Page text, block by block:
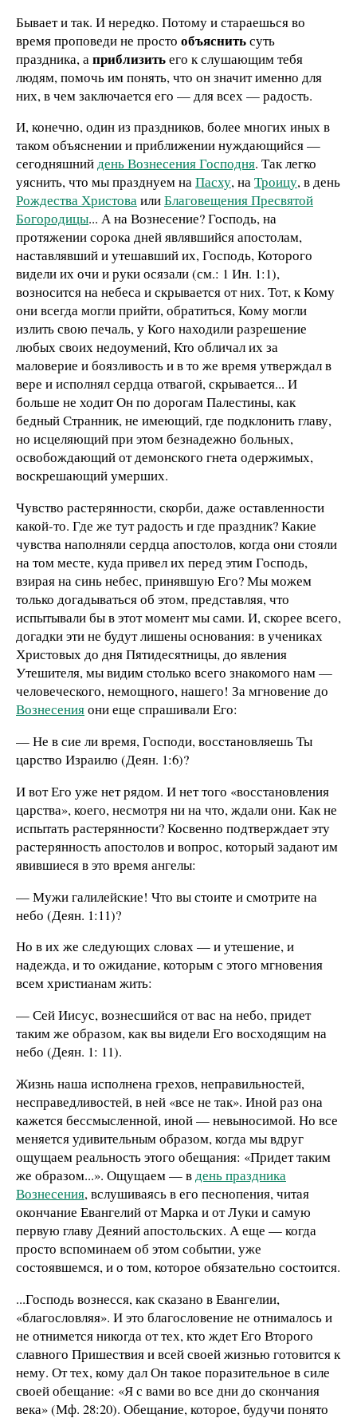
Бывает и так. И нередко. Потому и стараешься во
время проповеди не просто объяснитьсуть
праздника, априблизитьего к слушающим тебя
людям, помочь им понять, что он значит именно для
них, в чем заключается его — для всех — радость.
И, конечно, один из праздников, более многих иных в
таком объяснении и приближении нуждающийся —
сегодняшнийдень Вознесения Господня. Так легко
уяснить, что мы празднуем наПасху, наТроицу, в день
Рождества ХристоваилиБлаговещения Пресвятой
Богородицы... А на Вознесение? Господь, на
протяжении сорока дней являвшийся апостолам,
наставлявший и утешавший их, Господь, Которого
видели их очи и руки осязали (см.: 1 Ин. 1:1),
возносится на небеса и скрывается от них. Тот, к Кому
они всегда могли прийти, обратиться, Кому могли
излить свою печаль, у Кого находили разрешение
любых своих недоумений, Кто обличал их за
маловерие и боязливость и в то же время утверждал в
вере и исполнял сердца отвагой, скрывается... И
больше не ходит Он по дорогам Палестины, как
бедный Странник, не имеющий, где подклонить главу,
но исцеляющий при этом безнадежно больных,
освобождающий от демонского гнета одержимых,
воскрешающий умерших.
Чувство растерянности, скорби, даже оставленности
какой-то. Где же тут радость и где праздник? Какие
чувства наполняли сердца апостолов, когда они стояли
на том месте, куда привел их перед этим Господь,
взирая на синь небес, принявшую Его? Мы можем
только догадываться об этом, представляя, что
испытывали бы в этот момент мы сами. И, скорее всего,
догадки эти не будут лишены основания: в учениках
Христовых до дня Пятидесятницы, до явления
Утешителя, мы видим столько всего знакомого нам —
человеческого, немощного, нашего! За мгновение до
Вознесенияони еще спрашивали Его:
— Не в сие ли время, Господи, восстановляешь Ты
царство Израилю (Деян. 1:6)?
И вот Его уже нет рядом. И нет того «восстановления
царства», коего, несмотря ни на что, ждали они. Как не
испытать растерянности? Косвенно подтверждает эту
растерянность апостолов и вопрос, который задают им
явившиеся в это время ангелы:
— Мужи галилейские! Что вы стоите и смотрите на
небо (Деян. 1:11)?
Но в их же следующих словах — и утешение, и
надежда, и то ожидание, которым с этого мгновения
всем христианам жить:
— Сей Иисус, вознесшийся от вас на небо, придет
таким же образом, как вы видели Его восходящим на
небо (Деян. 1: 11).
Жизнь наша исполнена грехов, неправильностей,
несправедливостей, в ней «все не так». Иной раз она
кажется бессмысленной, иной — невыносимой. Но все
меняется удивительным образом, когда мы вдруг
ощущаем реальность этого обещания: «Придет таким
же образом...». Ощущаем — вдень праздника
Вознесения, вслушиваясь в его песнопения, читая
окончание Евангелий от Марка и от Луки и самую
первую главу Деяний апостольских. А еще — когда
просто вспоминаем об этом событии, уже
состоявшемся, и о том, которое обязательно состоится.
...Господь вознесся, как сказано в Евангелии,
«благословляя». И это благословение не отнималось и
не отнимется никогда от тех, кто ждет Его Второго
славного Пришествия и всей своей жизнью готовится к
нему. От тех, кому дал Он такое поразительное в силе
своей обещание: «Я с вами во все дни до скончания
века» (Мф. 28:20). Обещание, которое, будучи понято